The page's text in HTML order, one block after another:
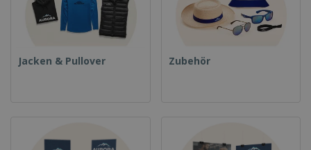
Jacken & Pullover Zubehör